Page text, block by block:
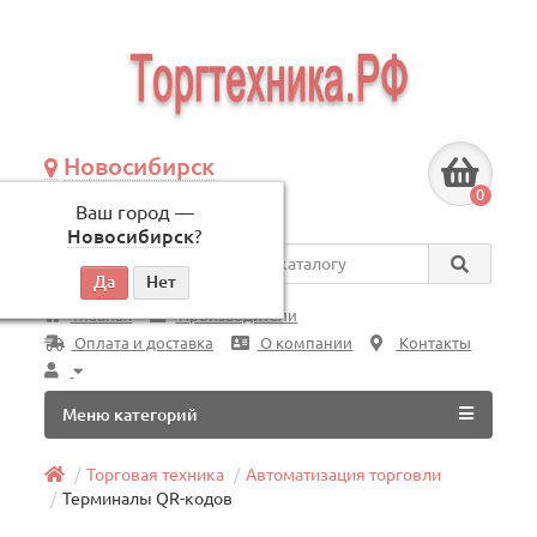
Новосибирск
Ваш город —
Новосибирск?
по будням, с 09:00 до 18:00
0
Везде
Главная
Производители
Оплата и доставка
О компании Контакты
Меню категорий
Торговая техника
Автоматизация торговли
Терминалы QR-кодов